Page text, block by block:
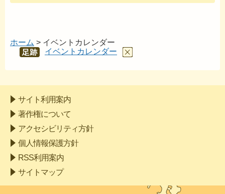
ホーム > イベントカレンダー
あし
イベントカレンダー
サイト利用案内
著作権について
アクセシビリティ方針
個人情報保護方針
RSS利用案内
サイトマップ